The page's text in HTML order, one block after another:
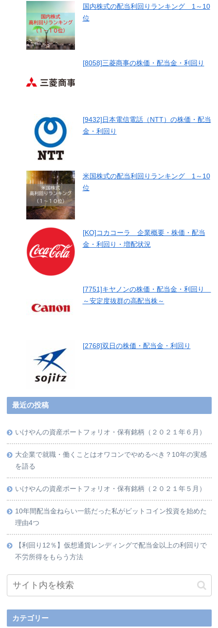
国内株式の配当利回りランキング 1～10
位
[8058]三菱商事の株価・配当金・利回り
[9432]日本電信電話（NTT）の株価・配当
金・利回り
米国株式の配当利回りランキング 1～10
位
[KO]コカコーラ 企業概要・株価・配当
金・利回り・増配状況
[7751]キヤノンの株価・配当金・利回り
～安定度抜群の高配当株～
[2768]双日の株価・配当金・利回り
最近の投稿
いけやんの資産ポートフォリオ・保有銘柄（２０２１年６月）
大企業で就職・働くことはオワコンでやめるべき？10年の実感
を語る
いけやんの資産ポートフォリオ・保有銘柄（２０２１年５月）
10年間配当金ねらい一筋だった私がビットコイン投資を始めた
理由4つ
【利回り12％】仮想通貨レンディングで配当金以上の利回りで
不労所得をもらう方法
カテゴリー